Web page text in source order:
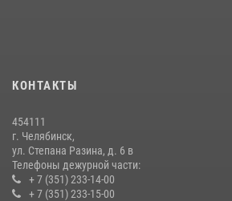
28 июля 2026, 10:38
КОНТАКТЫ
454111
г. Челябинск,
ул. Степана Разина, д. 6 в
Телефоны дежурной части:
+ 7 (351) 233-14-00
+ 7 (351) 233-15-00